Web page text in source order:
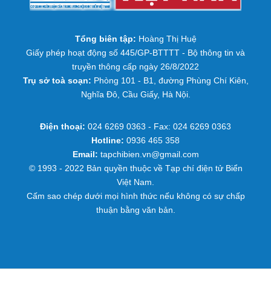
Tổng biên tập: Hoàng Thị Huệ
Giấy phép hoạt động số 445/GP-BTTTT - Bộ thông tin và
truyền thông cấp ngày 26/8/2022
Trụ sở toà soạn: Phòng 101 - B1, đường Phùng Chí Kiên,
Nghĩa Đô, Cầu Giấy, Hà Nội.
Điện thoại: 024 6269 0363 - Fax: 024 6269 0363
Hotline: 0936 465 358
Email: tapchibien.vn@gmail.com
© 1993 - 2022 Bản quyền thuộc về Tạp chí điện tử Biển
Việt Nam.
Cấm sao chép dưới mọi hình thức nếu không có sự chấp
thuận bằng văn bản.